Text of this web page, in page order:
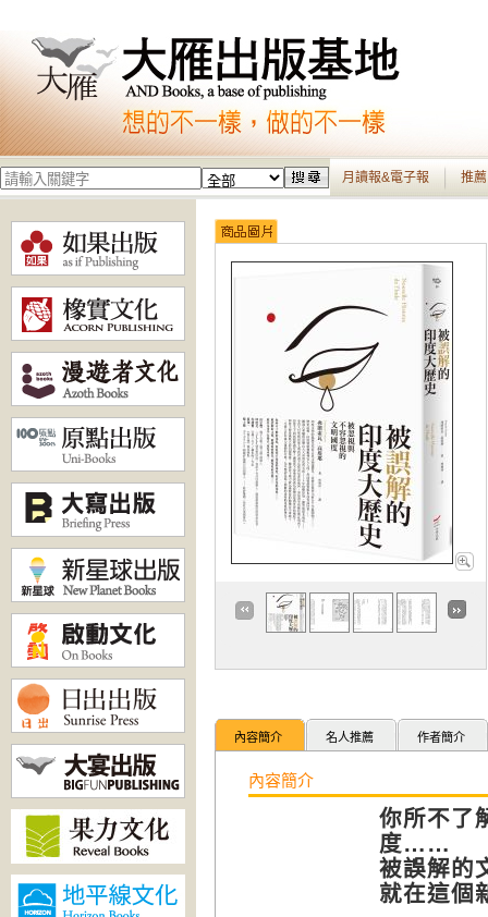
月讀報&電子報 推
內容簡介 名人推薦 作者簡介
內容簡介
你所不了
度……
被誤解的
就在這個